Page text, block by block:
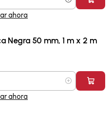
ahora
Negra 50 mm, 1 m x 2 m
ahora